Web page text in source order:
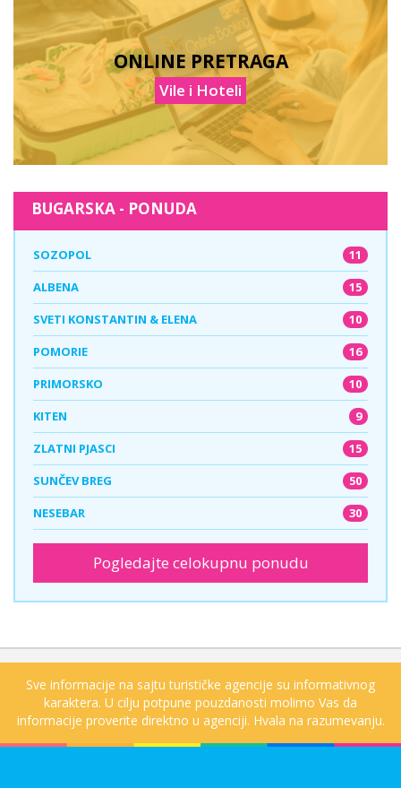
ONLINE PRETRAGA
Vile i Hoteli
BUGARSKA - PONUDA
SOZOPOL 11
ALBENA 15
SVETI KONSTANTIN & ELENA 10
POMORIE 16
PRIMORSKO 10
KITEN 9
ZLATNI PJASCI 15
SUNČEV BREG 50
NESEBAR 30
Pogledajte celokupnu ponudu
Sve informacije na sajtu turističke agencije su informativnog
karaktera. U cilju potpune pouzdanosti molimo Vas da
informacije proverite direktno u agenciji. Hvala na razumevanju.